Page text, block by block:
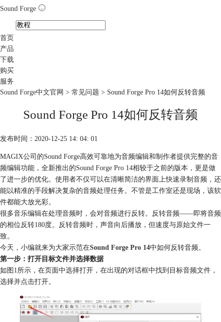
Sound Forge
首页
产品
下载
购买
服务
Sound Forge中文官网 > 常见问题 > Sound Forge Pro 14如何反转音频
Sound Forge Pro 14如何反转音频
发布时间：2020-12-25 14: 04: 01
MAGIX公司的Sound Forge高效可靠地为音频编辑和制作者提供完整的音
频编辑功能，全新推出的Sound Forge Pro 14相较于之前的版本，更是做
了进一步的优化。使用者不仅可以在清晰简洁的界面上快速录制音频，还
能以精准的手段解决复杂的音频处理任务。不管是工作室还是现场，该软
件都能大放光彩。
很多音乐编辑在处理音频时，会对音频进行反转。反转音频——即将音频
的相位反转180度。反转音频时，声音向后播放，但速度与原始文件一
致。
今天，小编就来为大家示范在Sound Forge Pro 14中如何反转音频。
第一步：打开目标文件并选择数据
如图1所示，在页面中选择打开，在出现的对话框中找到目标音频文件，
选择并点击打开。